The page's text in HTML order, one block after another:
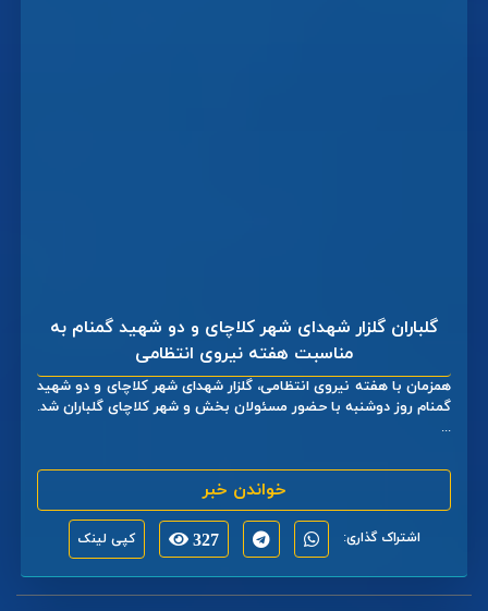
گلباران گلزار شهدای شهر کلاچای و دو شهید گمنام به
مناسبت هفته نیروی انتظامی
همزمان با هفته نیروی انتظامی، گلزار شهدای شهر کلاچای و دو شهید
گمنام روز دوشنبه با حضور مسئولان بخش و شهر کلاچای گلباران شد.
...
خواندن خبر
اشتراک گذاری: 327 کپی لینک